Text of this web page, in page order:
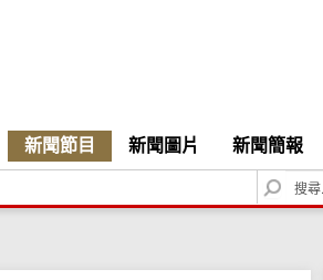
新聞節目 新聞圖片 新聞簡報
S
e
c